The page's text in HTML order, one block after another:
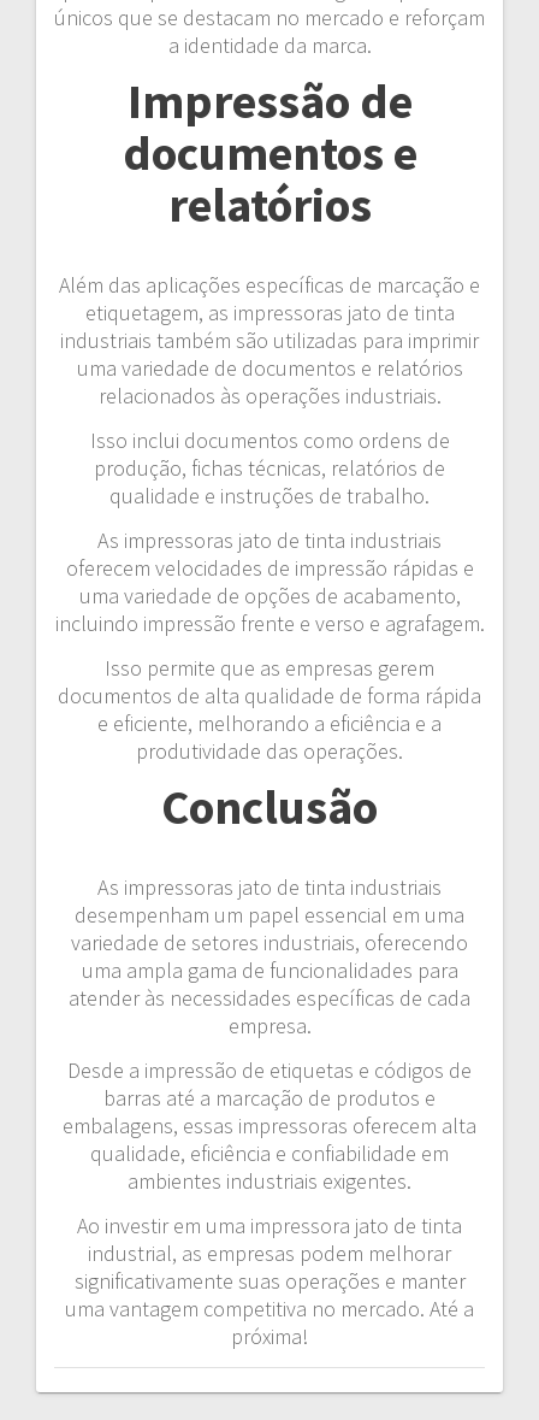
únicos que se destacam no mercado e reforçam
a identidade da marca.
Impressão de
documentos e
relatórios
Além das aplicações específicas de marcação e
etiquetagem, as impressoras jato de tinta
industriais também são utilizadas para imprimir
uma variedade de documentos e relatórios
relacionados às operações industriais.
Isso inclui documentos como ordens de
produção, fichas técnicas, relatórios de
qualidade e instruções de trabalho.
As impressoras jato de tinta industriais
oferecem velocidades de impressão rápidas e
uma variedade de opções de acabamento,
incluindo impressão frente e verso e agrafagem.
Isso permite que as empresas gerem
documentos de alta qualidade de forma rápida
e eficiente, melhorando a eficiência e a
produtividade das operações.
Conclusão
As impressoras jato de tinta industriais
desempenham um papel essencial em uma
variedade de setores industriais, oferecendo
uma ampla gama de funcionalidades para
atender às necessidades específicas de cada
empresa.
Desde a impressão de etiquetas e códigos de
barras até a marcação de produtos e
embalagens, essas impressoras oferecem alta
qualidade, eficiência e confiabilidade em
ambientes industriais exigentes.
Ao investir em uma impressora jato de tinta
industrial, as empresas podem melhorar
significativamente suas operações e manter
uma vantagem competitiva no mercado. Até a
próxima!